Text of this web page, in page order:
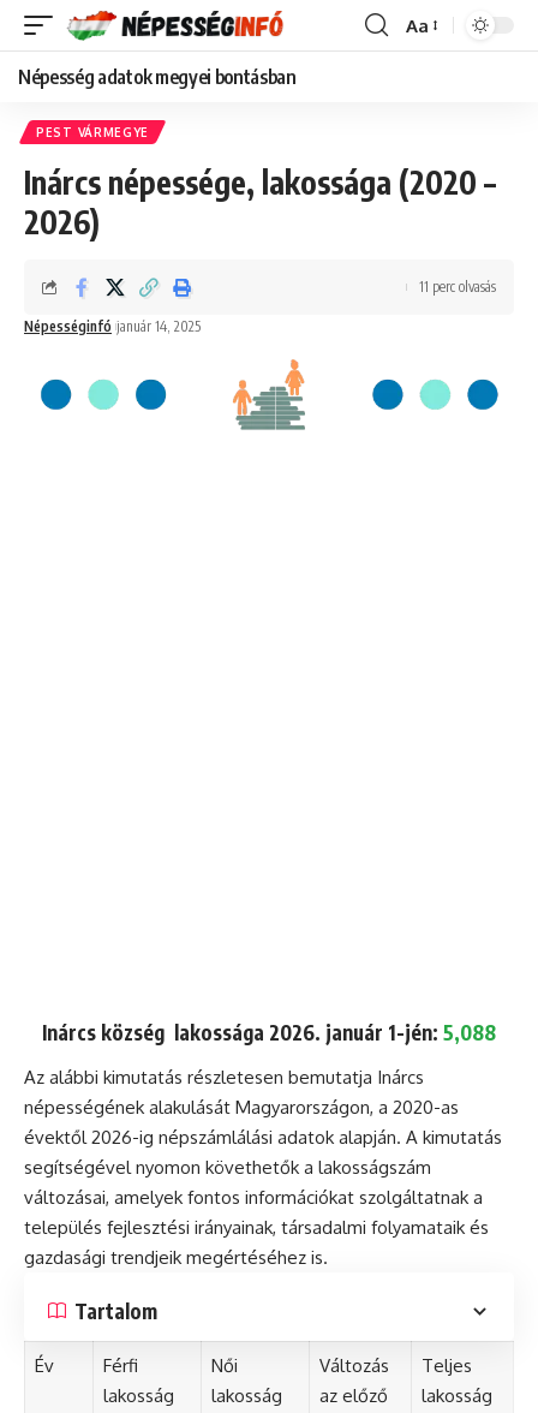
Font
Aa
Népesség adatok megyei bontásban
PEST VÁRMEGYE
Inárcs népessége, lakossága (2020 –
2026)
Népességinfó január 14, 2025
11 perc olvasás
Inárcs község lakossága 2026. január 1-jén: 5,088
Az alábbi kimutatás részletesen bemutatja Inárcs
népességének alakulását Magyarországon, a 2020-as
évektől 2026-ig népszámlálási adatok alapján. A kimutatás
segítségével nyomon követhetők a lakosságszám
változásai, amelyek fontos információkat szolgáltatnak a
település fejlesztési irányainak, társadalmi folyamataik és
gazdasági trendjeik megértéséhez is.
Tartalom
Év
Férfi
lakosság
Női
lakosság
Változás
az előző
Teljes
lakosság